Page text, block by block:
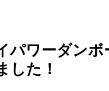
パワーダン
した！